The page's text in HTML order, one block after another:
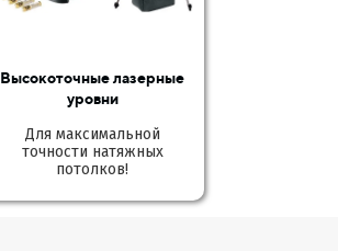
Высокоточные лазерные
уровни
Для максимальной
точности натяжных
потолков!